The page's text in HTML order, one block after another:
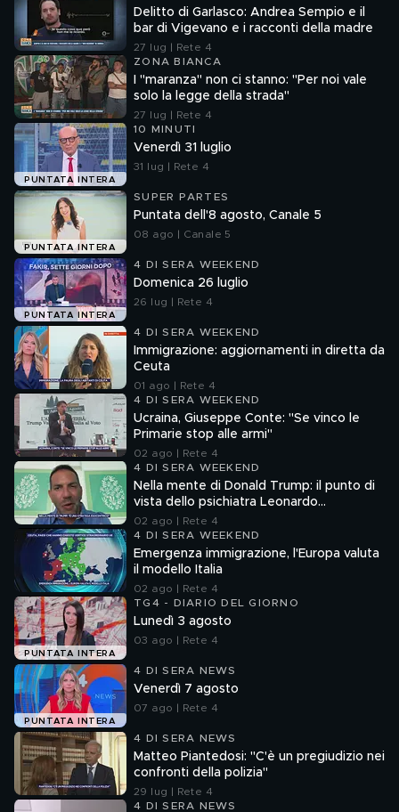
Delitto di Garlasco: Andrea Sempio e il
bar di Vigevano e i racconti della madre
27 lug | Rete 4
ZONA BIANCA
I "maranza" non ci stanno: "Per noi vale
solo la legge della strada"
27 lug | Rete 4
PUNTATA INTERA
10 MINUTI
Venerdì 31 luglio
31 lug | Rete 4
PUNTATA INTERA
SUPER PARTES
Puntata dell'8 agosto, Canale 5
08 ago | Canale 5
PUNTATA INTERA
4 DI SERA WEEKEND
Domenica 26 luglio
26 lug | Rete 4
4 DI SERA WEEKEND
Immigrazione: aggiornamenti in diretta da
Ceuta
01 ago | Rete 4
4 DI SERA WEEKEND
Ucraina, Giuseppe Conte: "Se vinco le
Primarie stop alle armi"
02 ago | Rete 4
4 DI SERA WEEKEND
Nella mente di Donald Trump: il punto di
vista dello psichiatra Leonardo
Mendolicchio
02 ago | Rete 4
4 DI SERA WEEKEND
Emergenza immigrazione, l'Europa valuta
il modello Italia
02 ago | Rete 4
PUNTATA INTERA
TG4 - DIARIO DEL GIORNO
Lunedì 3 agosto
03 ago | Rete 4
PUNTATA INTERA
4 DI SERA NEWS
Venerdì 7 agosto
07 ago | Rete 4
4 DI SERA NEWS
Matteo Piantedosi: "C'è un pregiudizio nei
confronti della polizia"
29 lug | Rete 4
4 DI SERA NEWS